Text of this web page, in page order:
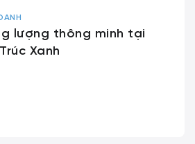
lượng thông minh tại
Xanh